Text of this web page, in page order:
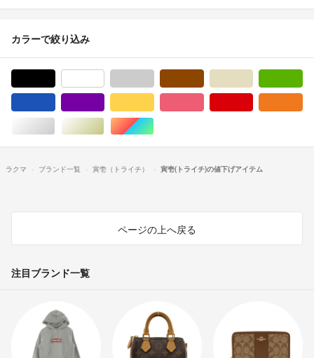
カラーで絞り込み
シルバー/銀色系ゴールド/金色系マルチカラー
ラクマ ブランド一覧 寅壱（トライチ） 寅壱(トライチ)の値下げアイテム
ページの上へ戻る
注目ブランド一覧